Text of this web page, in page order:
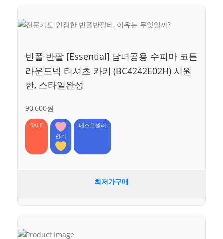
빈폴 반팔 [Essential] 남녀공용 수피마 코튼
라운드넥 티셔츠 카키 (BC4242E02H) 시원
한, 스타일완성
90,600원
SALE
인기
베스트셀러
최저가구매